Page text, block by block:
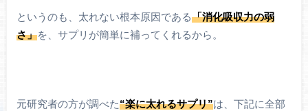
というのも、太れない根本原因である「消化吸収力の弱
さ」を、サプリが簡単に補ってくれるから。
元研究者の方が調べた“楽に太れるサプリ”は、下記に全部